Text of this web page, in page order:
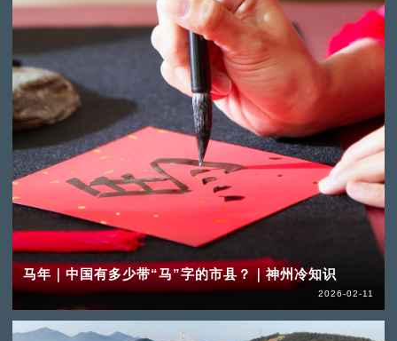
马年｜中国有多少带“马”字的市县？｜神州冷知识
2026-02-11